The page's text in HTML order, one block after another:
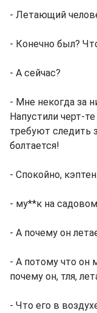
- Летающий
- Конечно был?
- А сейчас?
- Мне некогда за
Напустили черт-
требуют следить
болтается!
- Спокойно,
- му**к на
- А почему он
- А потому что он
почему он, тля,
- Что его в